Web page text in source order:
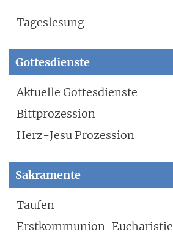
Tageslesung
Gottesdienste
Aktuelle Gottesdienste
Bittprozession
Herz-Jesu Prozession
Sakramente
Taufen
Erstkommunion-Eucharistie